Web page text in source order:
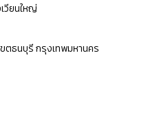
วียนใหญ่
ตธนบุรี กรุงเทพมหานคร